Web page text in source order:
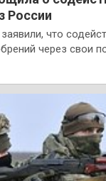
России
что
через свои